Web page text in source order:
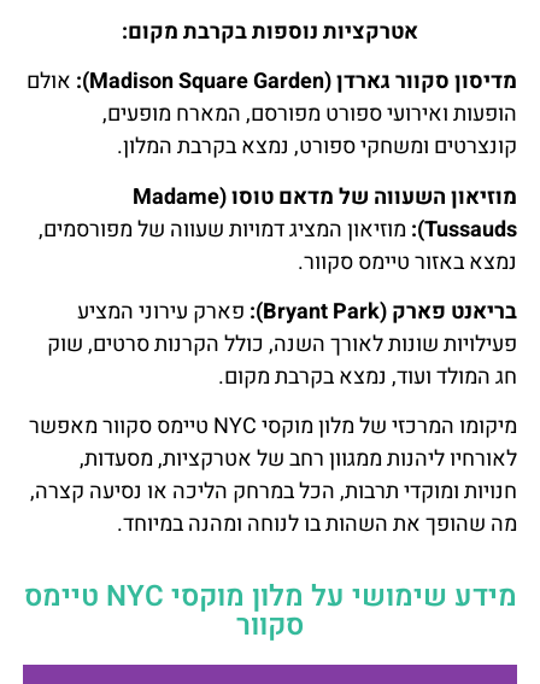
אטרקציות נוספות בקרבת מקום:
מדיסון סקוור גארדן (Madison Square Garden):
אולם
הופעות ואירועי ספורט מפורסם, המארח מופעים,
קונצרטים ומשחקי ספורט, נמצא בקרבת המלון.
מוזיאון השעווה של מדאם טוסו (Madame
Tussauds): מוזיאון המציג דמויות שעווה של מפורסמים,
נמצא באזור טיימס סקוור.
בריאנט פארק (Bryant Park):
פארק עירוני המציע
פעילויות שונות לאורך השנה, כולל הקרנות סרטים, שוק
חג המולד ועוד, נמצא בקרבת מקום.
מיקומו המרכזי של מלון מוקסי NYC טיימס סקוור מאפשר
לאורחיו ליהנות ממגוון רחב של אטרקציות, מסעדות,
חנויות ומוקדי תרבות, הכל במרחק הליכה או נסיעה קצרה,
מה שהופך את השהות בו לנוחה ומהנה במיוחד.
מידע שימושי על מלון מוקסי NYC טיימס
סקוור